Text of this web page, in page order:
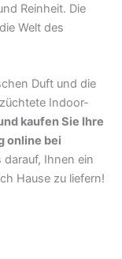
Reinheit. Die
Welt des
Duft und die
Indoor-
kaufen Sie Ihre
online bei
darauf, Ihnen ein
Hause zu liefern!